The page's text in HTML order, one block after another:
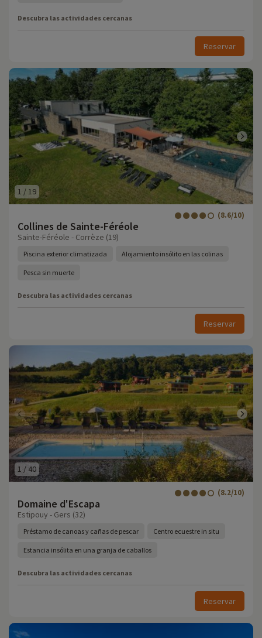
Descubra las actividades cercanas
Reservar
1 / 19
Collines de Sainte-Féréole
(8.6/10)
Sainte-Féréole - Corrèze (19)
Piscina exterior climatizada Alojamiento insólito en las colinas
Pesca sin muerte
Descubra las actividades cercanas
Reservar
1 / 40
Domaine d'Escapa
(8.2/10)
Estipouy - Gers (32)
Préstamo de canoas y cañas de pescar Centro ecuestre in situ
Estancia insólita en una granja de caballos
Descubra las actividades cercanas
Reservar